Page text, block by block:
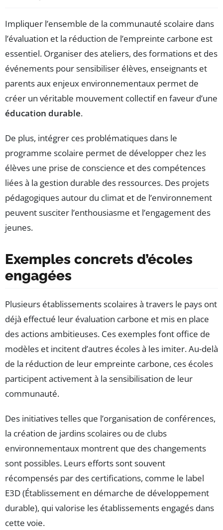
Impliquer l’ensemble de la communauté scolaire dans
l’évaluation et la réduction de l’empreinte carbone est
essentiel. Organiser des ateliers, des formations et des
événements pour sensibiliser élèves, enseignants et
parents aux enjeux environnementaux permet de
créer un véritable mouvement collectif en faveur d’une
éducation durable.
De plus, intégrer ces problématiques dans le
programme scolaire permet de développer chez les
élèves une prise de conscience et des compétences
liées à la gestion durable des ressources. Des projets
pédagogiques autour du climat et de l’environnement
peuvent susciter l’enthousiasme et l’engagement des
jeunes.
Exemples concrets d’écoles
engagées
Plusieurs établissements scolaires à travers le pays ont
déjà effectué leur évaluation carbone et mis en place
des actions ambitieuses. Ces exemples font office de
modèles et incitent d’autres écoles à les imiter. Au-delà
de la réduction de leur empreinte carbone, ces écoles
participent activement à la sensibilisation de leur
communauté.
Des initiatives telles que l’organisation de conférences,
la création de jardins scolaires ou de clubs
environnementaux montrent que des changements
sont possibles. Leurs efforts sont souvent
récompensés par des certifications, comme le label
E3D (Établissement en démarche de développement
durable), qui valorise les établissements engagés dans
cette voie.